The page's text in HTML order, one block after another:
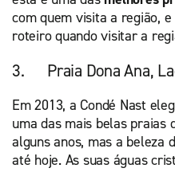
com quem visita a região,
roteiro quando visitar a
3. Praia Dona Ana,
Em 2013, a Condé Nast
uma das mais belas praias
alguns anos, mas a beleza
até hoje. As suas águas